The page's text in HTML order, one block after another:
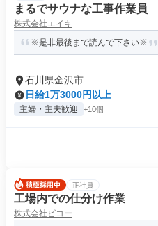
まるでサウナな工事作業員
株式会社エイキ
※是非最後まで読んで下さい※
石川県金沢市
日給1万3000円以上
主婦・主夫歓迎 +10個
正社員
工場内での仕分け作業
株式会社ビコー